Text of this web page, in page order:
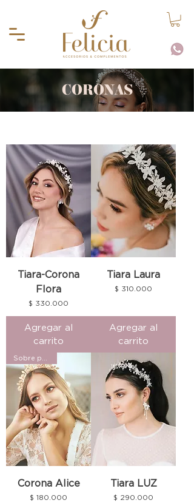
CORONAS
Tiara-Corona
Flora
Precio
$ 330.000
Agregar al
carrito
Tiara Laura
Precio
$ 310.000
Agregar al
carrito
Corona Alice
Precio
$ 180.000
Tiara LUZ
Precio
$ 290.000